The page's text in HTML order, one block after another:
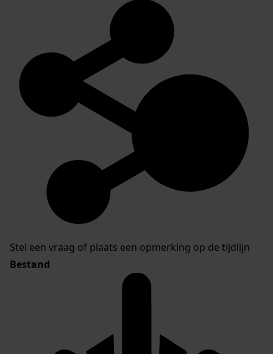
Stel een vraag of plaats een opmerking op de tijdlijn
Bestand